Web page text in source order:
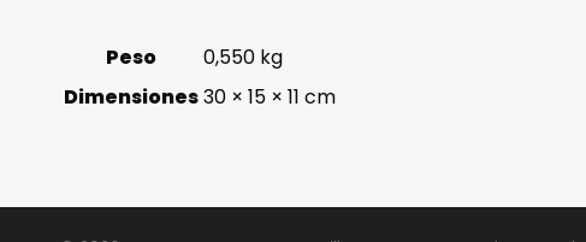
Peso
0,550 kg
Dimensiones30 × 15 × 11 cm